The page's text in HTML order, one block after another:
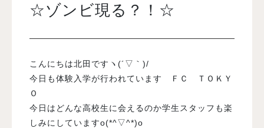
入試案内
学校情報
☆ゾンビ現る？！☆
こんにちは北田ですヽ(´▽｀)/
今日も体験入学が行われています ＦＣ ＴＯＫＹ
Ｏ
今日はどんな高校生に会えるのか学生スタッフも楽
しみにしていますo(*^▽^*)o